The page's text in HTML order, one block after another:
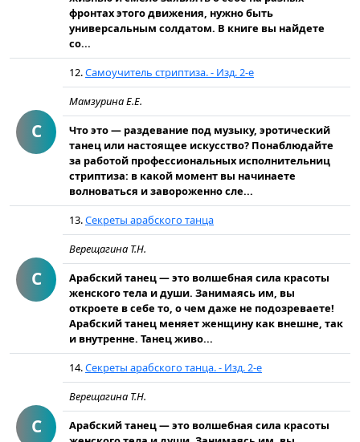
фронтах этого движения, нужно быть
универсальным солдатом. В книге вы найдете
со...
С
12.Самоучитель стриптиза. - Изд. 2-е
Мамзурина Е.Е.
Что это — раздевание под музыку, эротический
танец или настоящее искусство? Понаблюдайте
за работой профессиональных исполнительниц
стриптиза: в какой момент вы начинаете
волноваться и завороженно сле...
С
13.Секреты арабского танца
Верещагина Т.Н.
Арабский танец — это волшебная сила красоты
женского тела и души. Занимаясь им, вы
откроете в себе то, о чем даже не подозреваете!
Арабский танец меняет женщину как внешне, так
и внутренне. Танец живо...
С
14.Секреты арабского танца. - Изд. 2-е
Верещагина Т.Н.
Арабский танец — это волшебная сила красоты